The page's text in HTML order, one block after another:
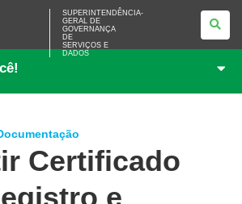
SUPERINTENDÊNCIA-
GERAL DE
GOVERNANÇA
DE
SERVIÇOS E
DADOS
Certificado
e